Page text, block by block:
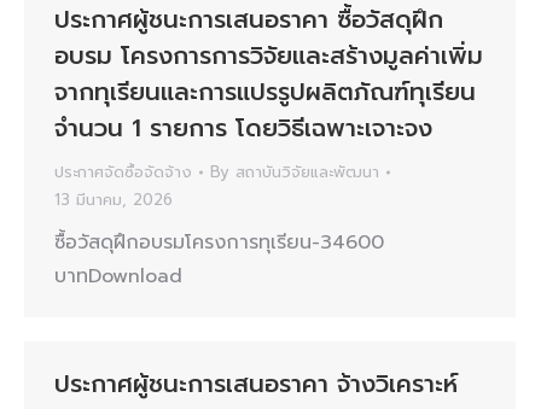
ประกาศผู้ชนะการเสนอราคา ซื้อวัสดุฝึก
อบรม โครงการการวิจัยและสร้างมูลค่าเพิ่ม
จากทุเรียนและการแปรรูปผลิตภัณฑ์ทุเรียน
จำนวน 1 รายการ โดยวิธีเฉพาะเจาะจง
ประกาศจัดซื้อจัดจ้าง By สถาบันวิจัยและพัฒนา
13 มีนาคม, 2026
ซื้อวัสดุฝึกอบรมโครงการทุเรียน-34600
บาทDownload
ประกาศผู้ชนะการเสนอราคา จ้างวิเคราะห์